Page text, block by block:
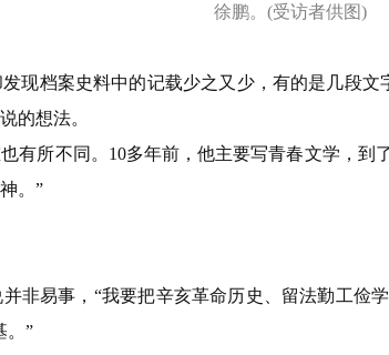
徐鹏。(受访者供图)
现档案史料中的记载少之又少，有的是几段
的想法。
有所不同。10多年前，他主要写青春文学，
。”
非易事，“我要把辛亥革命历史、留法勤工俭
。”